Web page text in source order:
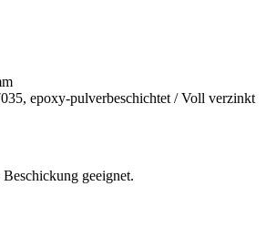
epoxy-pulverbeschichtet / Voll verzinkt
geeignet.